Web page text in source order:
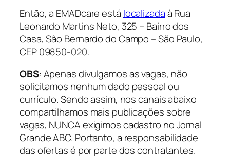
Então, a EMADcare está localizadaà Rua
Leonardo Martins Neto, 325 – Bairro dos
Casa, São Bernardo do Campo – São Paulo,
CEP 09850-020.
OBS: Apenas divulgamos as vagas, não
solicitamos nenhum dado pessoal ou
currículo. Sendo assim, nos canais abaixo
compartilhamos mais publicações sobre
vagas, NUNCA exigimos cadastro no Jornal
Grande ABC. Portanto, a responsabilidade
das ofertas é por parte dos contratantes.